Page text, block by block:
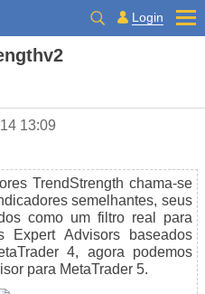
Login
13:09
TrendStrength chama-se
semelhantes, seus
​​como um filtro real para
Expert Advisors baseados
4, agora podemos
para MetaTrader 5.